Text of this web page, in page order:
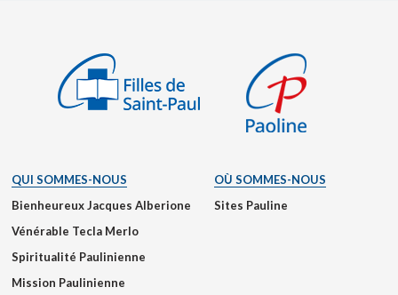
QUI SOMMES-NOUS
Bienheureux Jacques Alberione
Vénérable Tecla Merlo
Spiritualité Paulinienne
Mission Paulinienne
OÙ SOMMES-NOUS
Sites Pauline